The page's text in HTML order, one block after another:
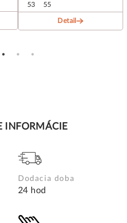
53 55
Detail
INFORMÁCIE
Dodacia doba
24 hod